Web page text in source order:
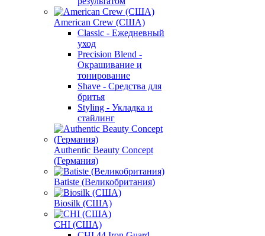
American Crew (США)
Classic - Ежедневный
уход
Precision Blend -
Окрашивание и
тонирование
Shave - Средства для
бритья
Styling - Укладка и
стайлинг
Authentic Beauty Concept
(Германия)
Batiste (Великобритания)
Biosilk (США)
CHI (США)